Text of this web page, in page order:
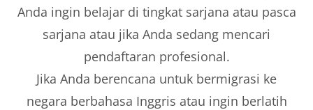
Anda ingin belajar di tingkat sarjana atau pasca
sarjana atau jika Anda sedang mencari
pendaftaran profesional.
Jika Anda berencana untuk bermigrasi ke
negara berbahasa Inggris atau ingin berlatih